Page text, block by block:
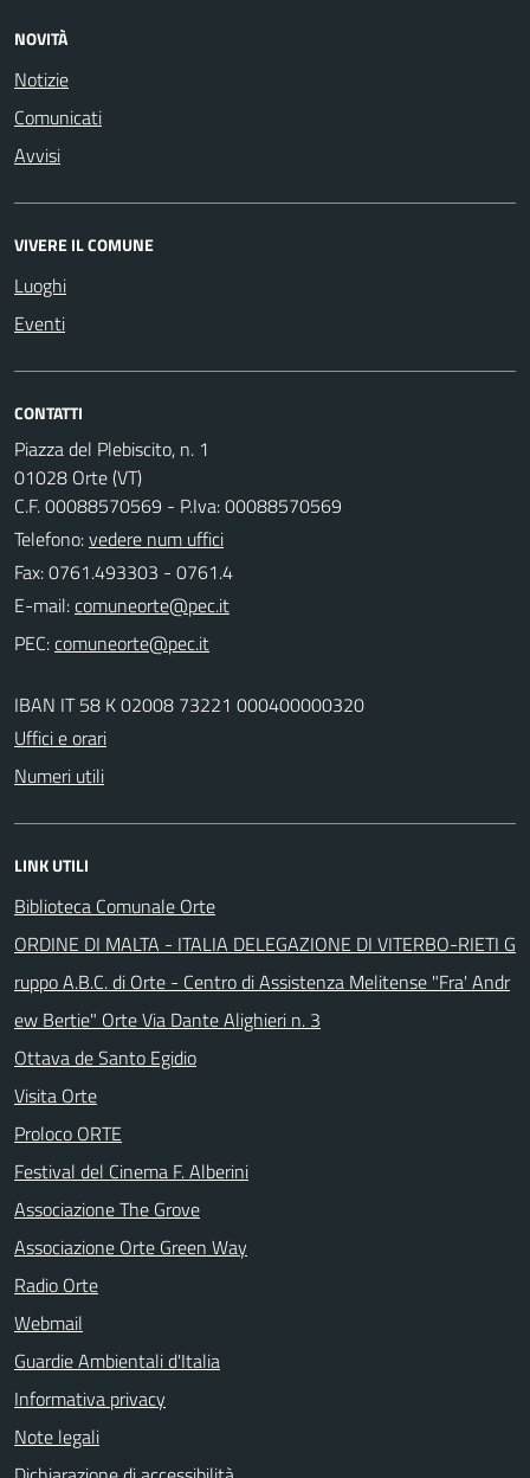
NOVITÀ
Notizie
Comunicati
Avvisi
VIVERE IL COMUNE
Luoghi
Eventi
CONTATTI
Piazza del Plebiscito, n. 1
01028 Orte (VT)
C.F. 00088570569 - P.Iva: 00088570569
Telefono:vedere num uffici
Fax: 0761.493303 - 0761.4
E-mail:
PEC:
IBAN IT 58 K 02008 73221 000400000320
Uffici e orari
Numeri utili
LINK UTILI
Biblioteca Comunale Orte
ORDINE DI MALTA - ITALIA DELEGAZIONE DI VITERBO-RIETI G
ruppo A.B.C. di Orte - Centro di Assistenza Melitense "Fra' Andr
ew Bertie" Orte Via Dante Alighieri n. 3
Ottava de Santo Egidio
Visita Orte
Proloco ORTE
Festival del Cinema F. Alberini
Associazione The Grove
Associazione Orte Green Way
Radio Orte
Webmail
Guardie Ambientali d'Italia
Informativa privacy
Note legali